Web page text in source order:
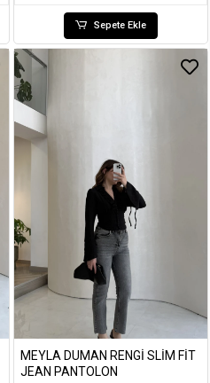
Sepete Ekle
MEYLA DUMAN RENGI SLIM FIT
JEAN PANTOLON